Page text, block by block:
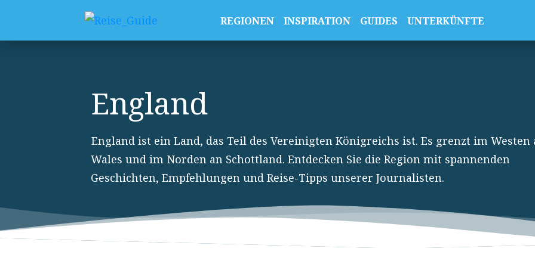
REGIONEN INSPIRATION GUIDES UNTERKÜNFTE
England
England ist ein Land, das Teil des Vereinigten Königreichs ist. Es grenzt im Westen
Wales und im Norden an Schottland. Entdecken Sie die Region mit spannenden
Geschichten, Empfehlungen und Reise-Tipps unserer Journalisten.